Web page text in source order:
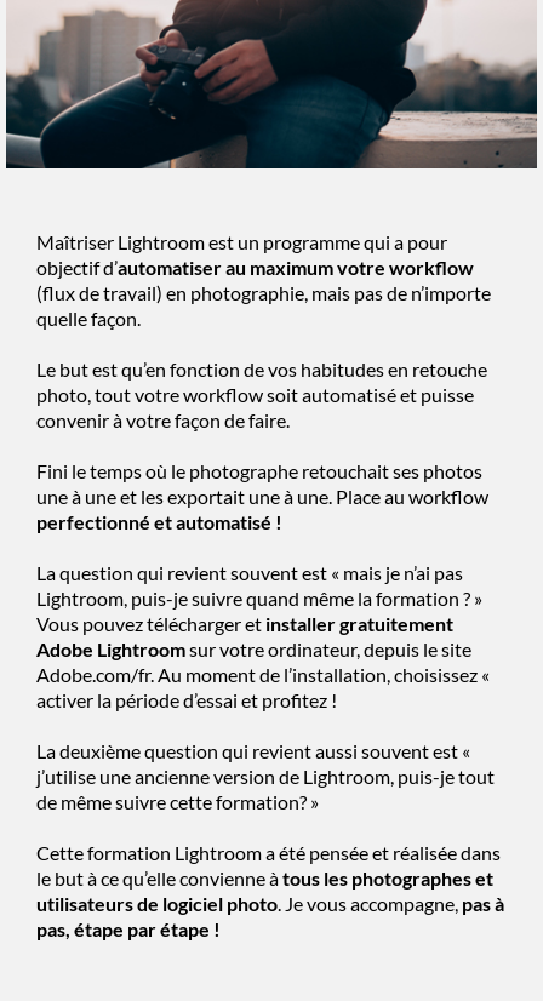
Maîtriser Lightroom est un programme qui a pour
objectif d’automatiser au maximum votre workflow
(flux de travail) en photographie, mais pas de n’importe
quelle façon.
Le but est qu’en fonction de vos habitudes en retouche
photo, tout votre workflow soit automatisé et puisse
convenir à votre façon de faire.
Fini le temps où le photographe retouchait ses photos
une à une et les exportait une à une. Place au workflow
perfectionné et automatisé !
La question qui revient souvent est « mais je n’ai pas
Lightroom, puis-je suivre quand même la formation ? »
Vous pouvez télécharger et installer gratuitement
Adobe Lightroomsur votre ordinateur, depuis le site
Adobe.com/fr. Au moment de l’installation, choisissez «
activer la période d’essai et profitez !
La deuxième question qui revient aussi souvent est «
j’utilise une ancienne version de Lightroom, puis-je tout
de même suivre cette formation? »
Cette formation Lightroom a été pensée et réalisée dans
le but à ce qu’elle convienne àtous les photographes et
utilisateurs de logiciel photo. Je vous accompagne, pas à
pas, étape par étape !